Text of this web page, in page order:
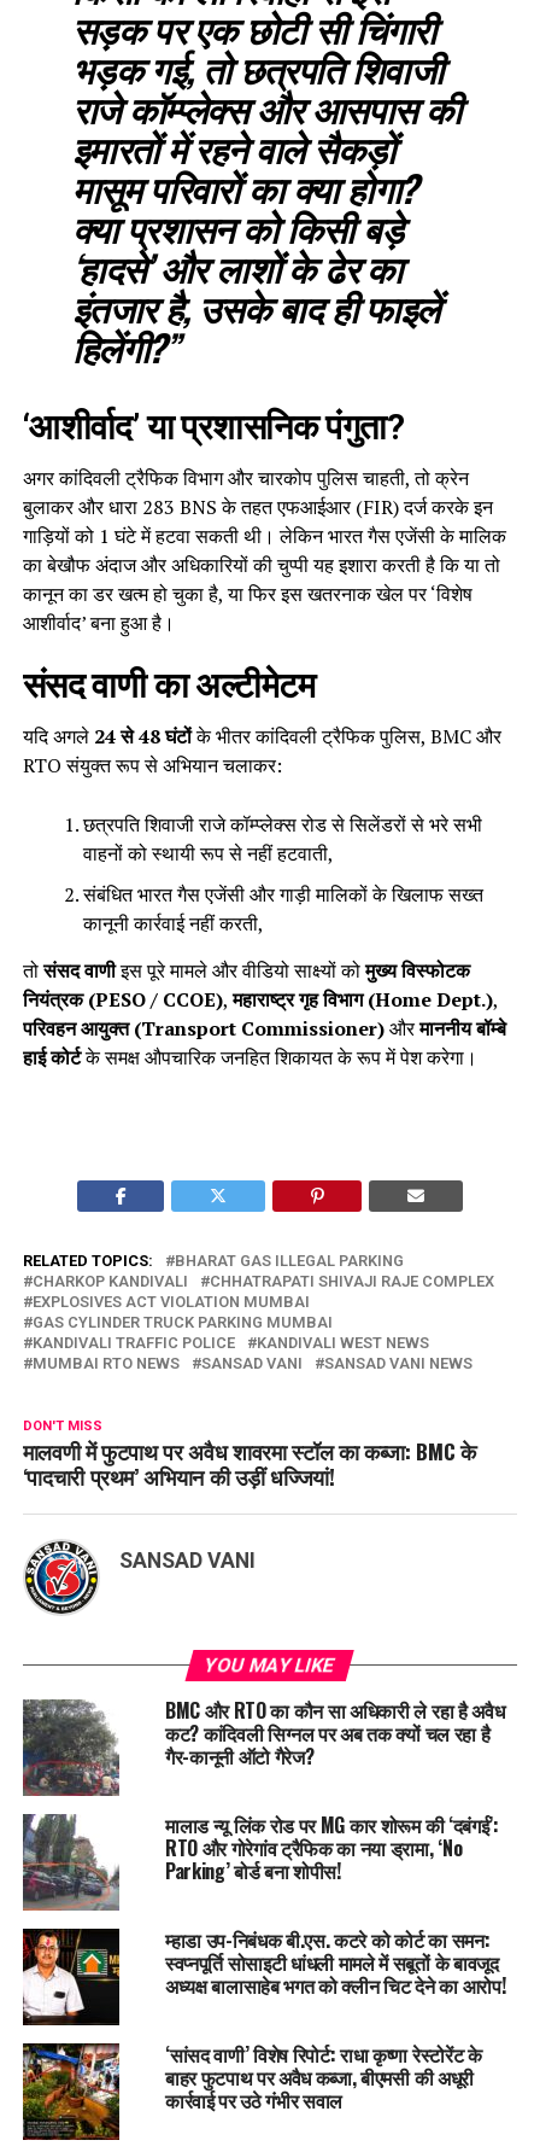
सड़क पर एक छोटी सी चिंगारी
भड़क गई, तो छत्रपति शिवाजी
राजे कॉम्प्लेक्स और आसपास की
इमारतों में रहने वाले सैकड़ों
मासूम परिवारों का क्या होगा?
क्या प्रशासन को किसी बड़े
‘हादसे’ और लाशों के ढेर का
इंतजार है, उसके बाद ही फाइलें
हिलेंगी?”
‘आशीर्वाद’ या प्रशासनिक पंगुता?
अगर कांदिवली ट्रैफिक विभाग और चारकोप पुलिस चाहती, तो क्रेन
बुलाकर और धारा 283 BNS के तहत एफआईआर (FIR) दर्ज करके इन
गाड़ियों को 1 घंटे में हटवा सकती थी। लेकिन भारत गैस एजेंसी के मालिक
का बेखौफ अंदाज और अधिकारियों की चुप्पी यह इशारा करती है कि या तो
कानून का डर खत्म हो चुका है, या फिर इस खतरनाक खेल पर ‘विशेष
आशीर्वाद’ बना हुआ है।
संसद वाणी का अल्टीमेटम
यदि अगले 24 से 48 घंटोंके भीतर कांदिवली ट्रैफिक पुलिस, BMC और
RTO संयुक्त रूप से अभियान चलाकर:
छत्रपति शिवाजी राजे कॉम्प्लेक्स रोड से सिलेंडरों से भरे सभी
वाहनों को स्थायी रूप से नहीं हटवाती,
संबंधित भारत गैस एजेंसी और गाड़ी मालिकों के खिलाफ सख्त
कानूनी कार्रवाई नहीं करती,
तोसंसद वाणीइस पूरे मामले और वीडियो साक्ष्यों कोमुख्य विस्फोटक
नियंत्रक (PESO / CCOE),महाराष्ट्र गृह विभाग (Home Dept.),
परिवहन आयुक्त (Transport Commissioner)औरमाननीय बॉम्बे
हाई कोर्टके समक्ष औपचारिक जनहित शिकायत के रूप में पेश करेगा।
RELATED TOPICS:
BHARAT GAS ILLEGAL PARKING
CHARKOP KANDIVALI
CHHATRAPATI SHIVAJI RAJE COMPLEX
EXPLOSIVES ACT VIOLATION MUMBAI
GAS CYLINDER TRUCK PARKING MUMBAI
KANDIVALI TRAFFIC POLICE
KANDIVALI WEST NEWS
MUMBAI RTO NEWS
SANSAD VANI SANSAD VANI NEWS
DON'T MISS
मालवणी में फुटपाथ पर अवैध शावरमा स्टॉल का कब्जा: BMC के
‘पादचारी प्रथम’ अभियान की उड़ीं धज्जियां!
SANSAD VANI
YOU MAY LIKE
BMC और RTO का कौन सा अधिकारी ले रहा है अवैध
कट? कांदिवली सिग्नल पर अब तक क्यों चल रहा है
गैर-कानूनी ऑटो गैरेज?
मालाड न्यू लिंक रोड पर MG कार शोरूम की ‘दबंगई’:
RTO और गोरेगांव ट्रैफिक का नया ड्रामा, ‘No
Parking’ बोर्ड बना शोपीस!
म्हाडा उप-निबंधक बी.एस. कटरे को कोर्ट का समन:
स्वप्नपूर्ति सोसाइटी धांधली मामले में सबूतों के बावजूद
अध्यक्ष बालासाहेब भगत को क्लीन चिट देने का आरोप!
‘सांसद वाणी’ विशेष रिपोर्ट: राधा कृष्णा रेस्टोरेंट के
बाहर फुटपाथ पर अवैध कब्जा, बीएमसी की अधूरी
कार्रवाई पर उठे गंभीर सवाल